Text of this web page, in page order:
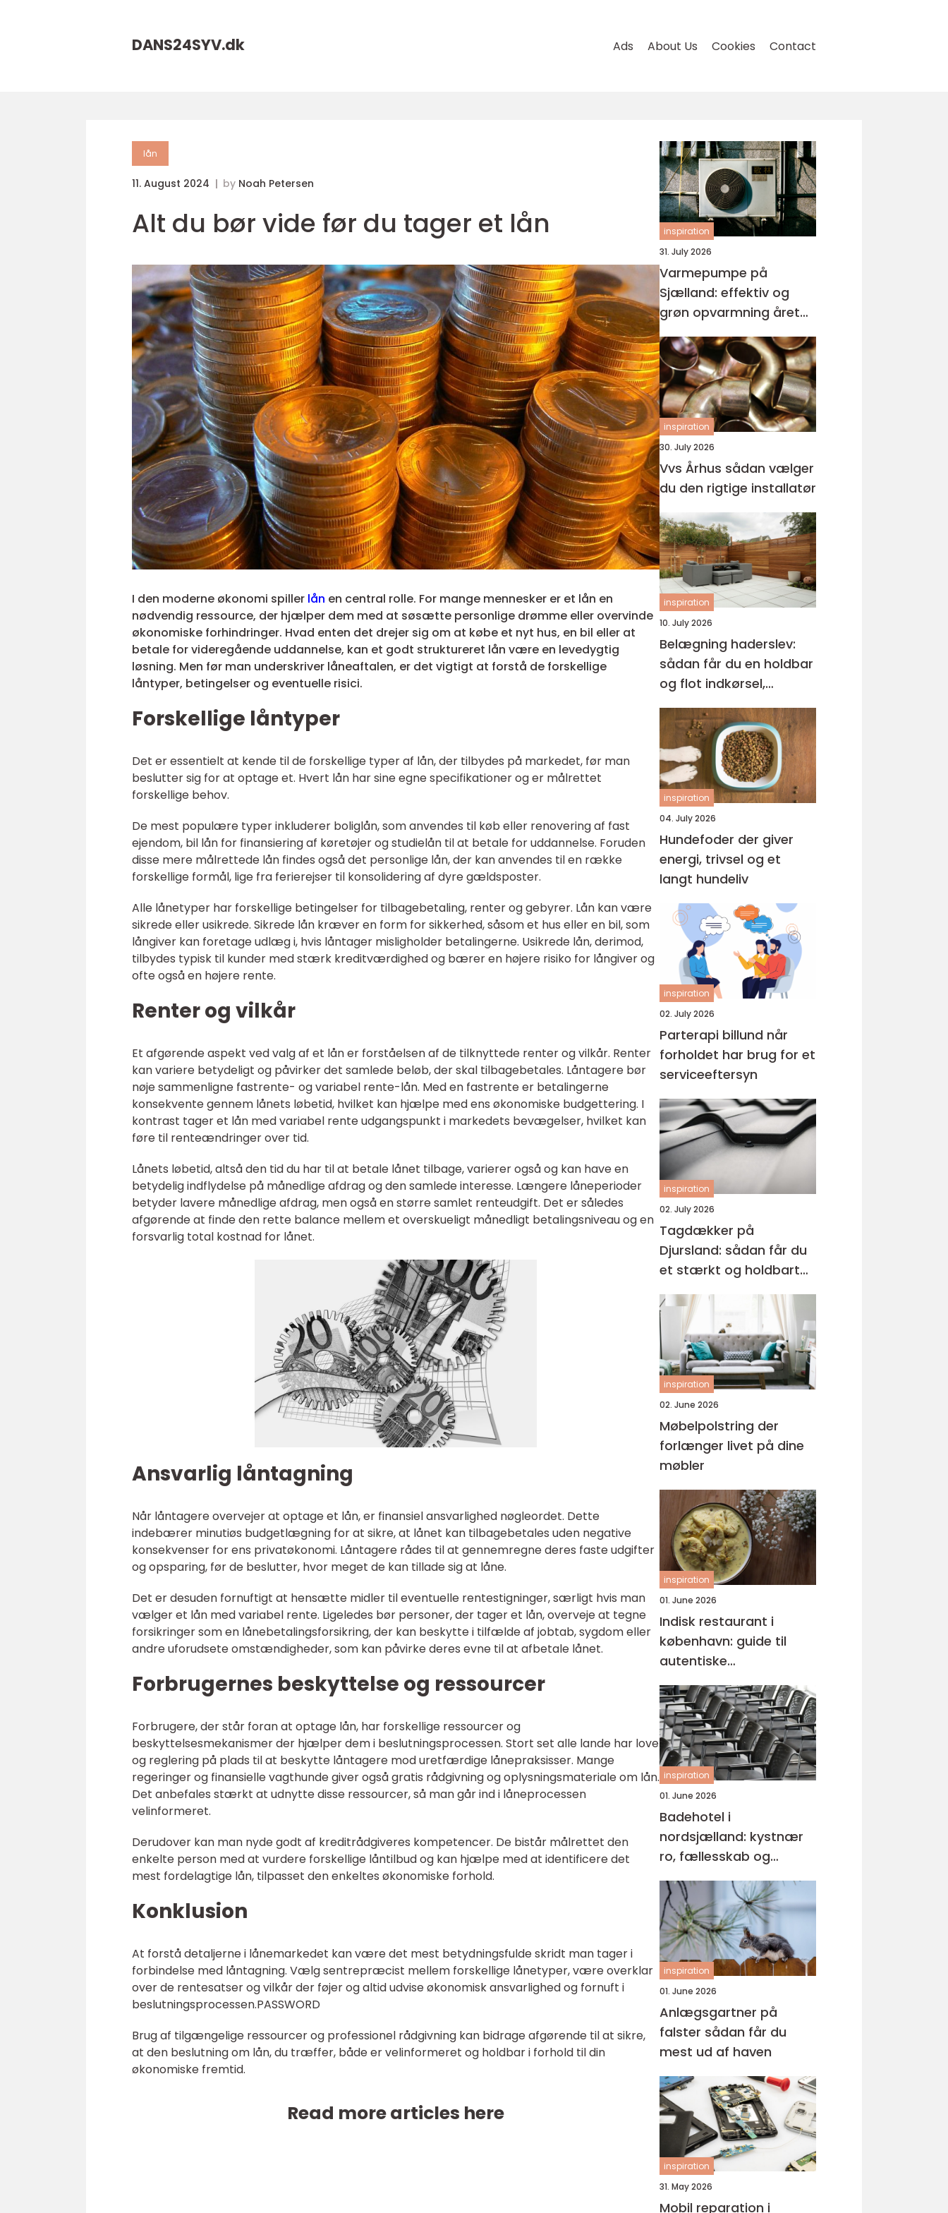
DANS24SYV.dk Ads About Us Cookies Contact
lån
11. August 2024 by Noah Petersen
Alt du bør vide før du tager et lån
I den moderne økonomi spiller lån en central rolle. For mange mennesker er et lån en
nødvendig ressource, der hjælper dem med at søsætte personlige drømme eller overvinde
økonomiske forhindringer. Hvad enten det drejer sig om at købe et nyt hus, en bil eller at
betale for videregående uddannelse, kan et godt struktureret lån være en levedygtig
løsning. Men før man underskriver låneaftalen, er det vigtigt at forstå de forskellige
låntyper, betingelser og eventuelle risici.
Forskellige låntyper
Det er essentielt at kende til de forskellige typer af lån, der tilbydes på markedet, før man
beslutter sig for at optage et. Hvert lån har sine egne specifikationer og er målrettet
forskellige behov.
De mest populære typer inkluderer boliglån, som anvendes til køb eller renovering af fast
ejendom, bil lån for finansiering af køretøjer og studielån til at betale for uddannelse. Foruden
disse mere målrettede lån findes også det personlige lån, der kan anvendes til en række
forskellige formål, lige fra ferierejser til konsolidering af dyre gældsposter.
Alle lånetyper har forskellige betingelser for tilbagebetaling, renter og gebyrer. Lån kan være
sikrede eller usikrede. Sikrede lån kræver en form for sikkerhed, såsom et hus eller en bil, som
långiver kan foretage udlæg i, hvis låntager misligholder betalingerne. Usikrede lån, derimod,
tilbydes typisk til kunder med stærk kreditværdighed og bærer en højere risiko for långiver og
ofte også en højere rente.
Renter og vilkår
Et afgørende aspekt ved valg af et lån er forståelsen af de tilknyttede renter og vilkår. Renter
kan variere betydeligt og påvirker det samlede beløb, der skal tilbagebetales. Låntagere bør
nøje sammenligne fastrente- og variabel rente-lån. Med en fastrente er betalingerne
konsekvente gennem lånets løbetid, hvilket kan hjælpe med ens økonomiske budgettering. I
kontrast tager et lån med variabel rente udgangspunkt i markedets bevægelser, hvilket kan
føre til renteændringer over tid.
Lånets løbetid, altså den tid du har til at betale lånet tilbage, varierer også og kan have en
betydelig indflydelse på månedlige afdrag og den samlede interesse. Længere låneperioder
betyder lavere månedlige afdrag, men også en større samlet renteudgift. Det er således
afgørende at finde den rette balance mellem et overskueligt månedligt betalingsniveau og en
forsvarlig total kostnad for lånet.
Ansvarlig låntagning
Når låntagere overvejer at optage et lån, er finansiel ansvarlighed nøgleordet. Dette
indebærer minutiøs budgetlægning for at sikre, at lånet kan tilbagebetales uden negative
konsekvenser for ens privatøkonomi. Låntagere rådes til at gennemregne deres faste udgifter
og opsparing, før de beslutter, hvor meget de kan tillade sig at låne.
Det er desuden fornuftigt at hensætte midler til eventuelle rentestigninger, særligt hvis man
vælger et lån med variabel rente. Ligeledes bør personer, der tager et lån, overveje at tegne
forsikringer som en lånebetalingsforsikring, der kan beskytte i tilfælde af jobtab, sygdom eller
andre uforudsete omstændigheder, som kan påvirke deres evne til at afbetale lånet.
Forbrugernes beskyttelse og ressourcer
Forbrugere, der står foran at optage lån, har forskellige ressourcer og
beskyttelsesmekanismer der hjælper dem i beslutningsprocessen. Stort set alle lande har love
og reglering på plads til at beskytte låntagere mod uretfærdige lånepraksisser. Mange
regeringer og finansielle vagthunde giver også gratis rådgivning og oplysningsmateriale om lån.
Det anbefales stærkt at udnytte disse ressourcer, så man går ind i låneprocessen
velinformeret.
Derudover kan man nyde godt af kreditrådgiveres kompetencer. De bistår målrettet den
enkelte person med at vurdere forskellige låntilbud og kan hjælpe med at identificere det
mest fordelagtige lån, tilpasset den enkeltes økonomiske forhold.
Konklusion
At forstå detaljerne i lånemarkedet kan være det mest betydningsfulde skridt man tager i
forbindelse med låntagning. Vælg sentrepræcist mellem forskellige lånetyper, være overklar
over de rentesatser og vilkår der føjer og altid udvise økonomisk ansvarlighed og fornuft i
beslutningsprocessen.PASSWORD
Brug af tilgængelige ressourcer og professionel rådgivning kan bidrage afgørende til at sikre,
at den beslutning om lån, du træffer, både er velinformeret og holdbar i forhold til din
økonomiske fremtid.
Read more articles here
inspiration
31. July 2026
Varmepumpe på
Sjælland: effektiv og
grøn opvarmning året
rundt
inspiration
30. July 2026
Vvs Århus sådan vælger
du den rigtige installatør
inspiration
10. July 2026
Belægning haderslev:
sådan får du en holdbar
og flot indkørsel,
terrasse og gårdsplads
inspiration
04. July 2026
Hundefoder der giver
energi, trivsel og et
langt hundeliv
inspiration
02. July 2026
Parterapi billund når
forholdet har brug for et
serviceeftersyn
inspiration
02. July 2026
Tagdækker på
Djursland: sådan får du
et stærkt og holdbart
tag
inspiration
02. June 2026
Møbelpolstring der
forlænger livet på dine
møbler
inspiration
01. June 2026
Indisk restaurant i
københavn: guide til
autentiske
smagsoplevelser
inspiration
01. June 2026
Badehotel i
nordsjælland: kystnær
ro, fællesskab og
hverdagspauser
inspiration
01. June 2026
Anlægsgartner på
falster sådan får du
mest ud af haven
inspiration
31. May 2026
Mobil reparation i